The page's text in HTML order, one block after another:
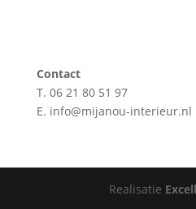
Contact
T. 06 21 80 51 97
E. info@mijanou-interieur.nl
Realisatie